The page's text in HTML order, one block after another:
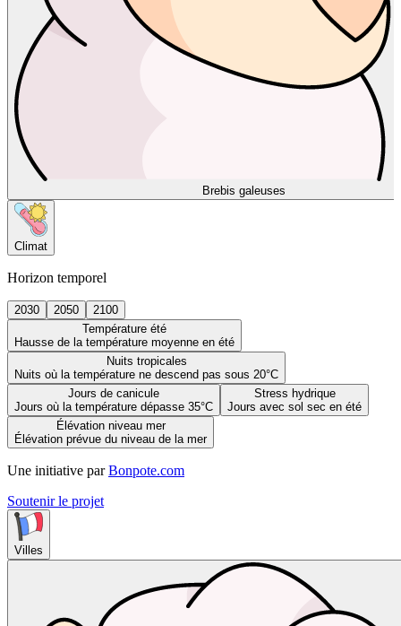
Brebis galeuses
Climat
Horizon temporel
2030 2050
2100
Température été
Hausse de la température moyenne en été
Nuits tropicales
Nuits où la température ne descend pas sous 20°C
Jours de canicule
Jours où la température dépasse 35°C
Stress hydrique
Jours avec sol sec en été
Élévation niveau mer
Élévation prévue du niveau de la mer
Une initiative par Bonpote.com
Soutenir le projet
Villes